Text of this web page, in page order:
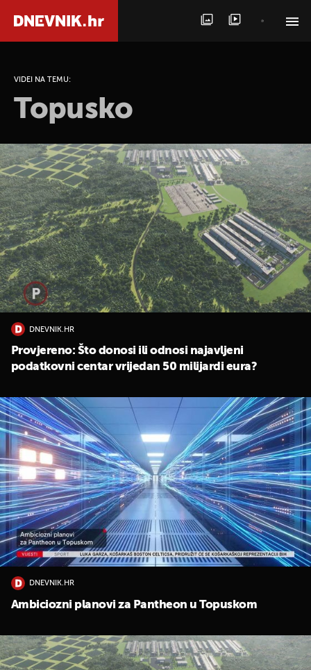
VIDEI NA TEMU:
Topusko
DNEVNIK.HR
Provjereno: Što donosi ili odnosi najavljeni
podatkovni centar vrijedan 50 milijardi eura?
DNEVNIK.HR
Ambiciozni planovi za Pantheon u Topuskom